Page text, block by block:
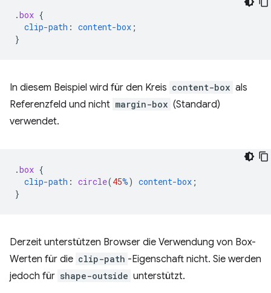
.box {
clip-path : content-box ;
}
In diesem Beispiel wird für den Kreis content-box als
Referenzfeld und nicht margin-box (Standard)
verwendet.
.box {
clip-path : circle(45%) content-box ;
}
Derzeit unterstützen Browser die Verwendung von Box-
Werten für die clip-path -Eigenschaft nicht. Sie werden
jedoch für shape-outside unterstützt.